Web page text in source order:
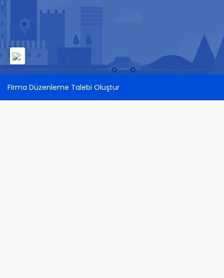
Firma Düzenleme Talebi Oluştur